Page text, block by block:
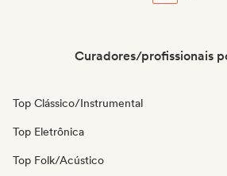
Curadores/profissionais
Top Clássico/Instrumental
Top Eletrônica
Top Folk/Acústico